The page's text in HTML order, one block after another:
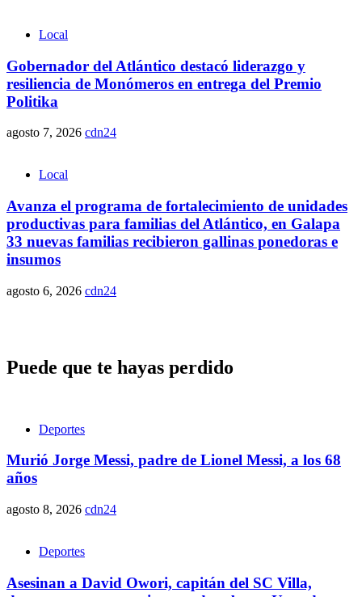
Local
Gobernador del Atlántico destacó liderazgo y
resiliencia de Monómeros en entrega del Premio
Politika
agosto 7, 2026 cdn24
Local
Avanza el programa de fortalecimiento de unidades
productivas para familias del Atlántico, en Galapa
33 nuevas familias recibieron gallinas ponedoras e
insumos
agosto 6, 2026 cdn24
Puede que te hayas perdido
Deportes
Murió Jorge Messi, padre de Lionel Messi, a los 68
años
agosto 8, 2026 cdn24
Deportes
Asesinan a David Owori, capitán del SC Villa,